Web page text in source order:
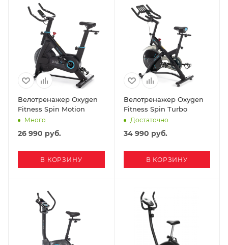
Велотренажер Oxygen
Fitness Spin Motion
Много
26 990 руб.
В КОРЗИНУ
Велотренажер Oxygen
Fitness Spin Turbo
Достаточно
34 990 руб.
В КОРЗИНУ